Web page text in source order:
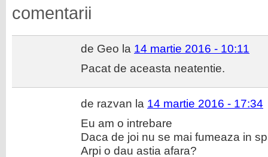
comentarii
de Geo la 14 martie 2016 - 10:11
Pacat de aceasta neatentie.
de razvan la 14 martie 2016 - 17:34
Eu am o intrebare
Daca de joi nu se mai fumeaza in
Arpi o dau astia afara?